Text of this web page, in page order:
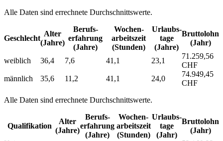
Alle Daten sind errechnete Durchschnittswerte.
Geschlecht
Alter
(Jahre)
Berufs­
erfahrung
(Jahre)
Wochen­
arbeitszeit
(Stunden)
Urlaubs­
tage
(Jahre)
Bruttolohn
(Jahr)
weiblich 36,4 7,6 41,1 23,1
71.259,56
CHF
männlich
35,6 11,2 41,1 24,0
74.949,45
CHF
Alle Daten sind errechnete Durchschnittswerte.
Qualifikation
Alter
(Jahre)
Berufs­
erfahrung
(Jahre)
Wochen­
arbeitszeit
(Stunden)
Urlaubs­
tage
(Jahr)
Bruttolohn
(Jahr)